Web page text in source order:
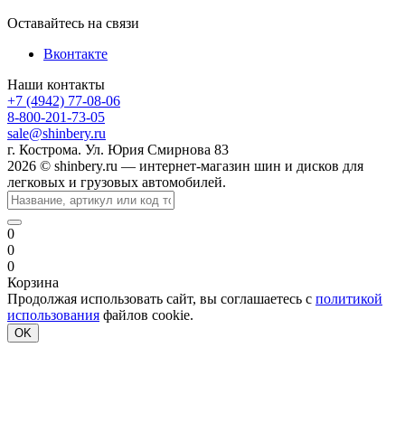
Оставайтесь на связи
Вконтакте
Наши контакты
+7 (4942) 77-08-06
8-800-201-73-05
sale@shinbery.ru
г. Кострома. Ул. Юрия Смирнова 83
2026 © shinbery.ru — интернет-магазин шин и дисков для
легковых и грузовых автомобилей.
0
0
0
Корзина
Продолжая использовать сайт, вы соглашаетесь с политикой
использования файлов cookie.
OK